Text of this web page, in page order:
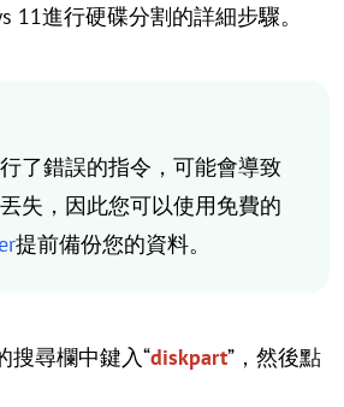
11進行硬碟分割的詳細步驟。
了錯誤的指令，可能會導致
失，因此您可以使用免費的
提前備份您的資料。
搜尋欄中鍵入“diskpart”，然後點